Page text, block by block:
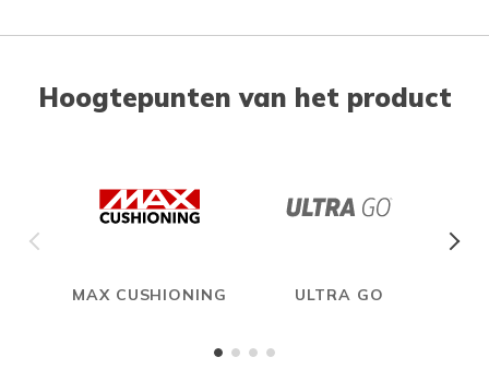
Hoogtepunten van het product
MAX CUSHIONING ULTRA GO